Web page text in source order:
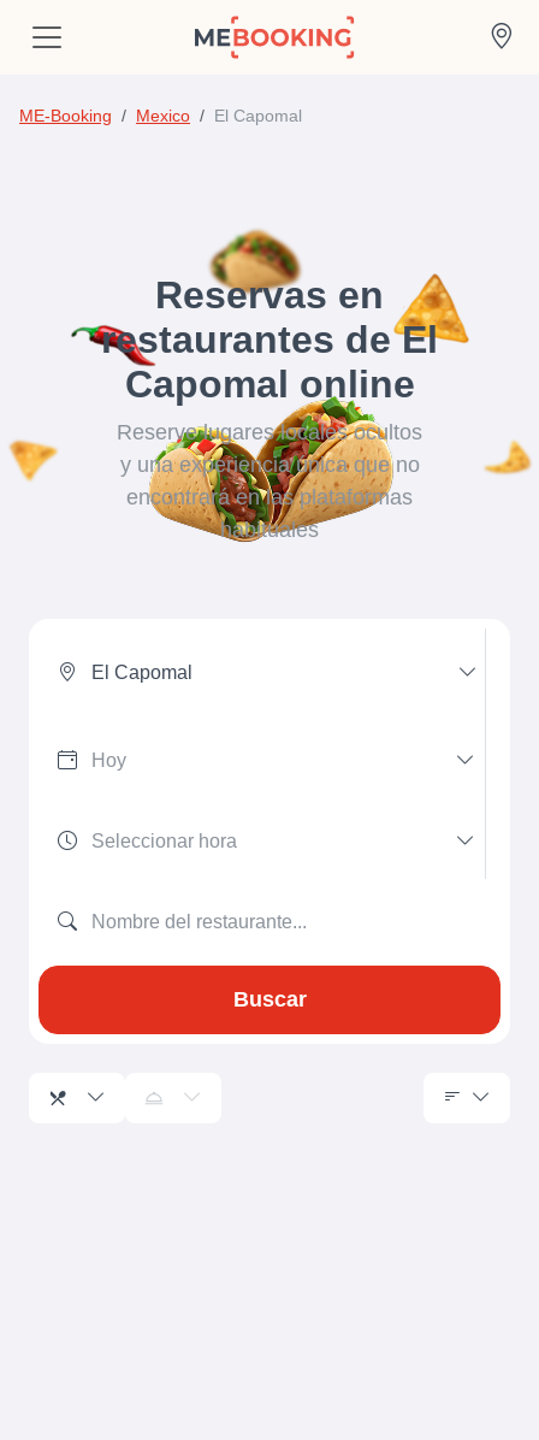
ME-Booking Mexico El Capomal
Reservas en
restaurantes de El
Capomal online
Reserve lugares locales ocultos
y una experiencia única que no
encontrará en las plataformas
habituales
El Capomal
Buscar